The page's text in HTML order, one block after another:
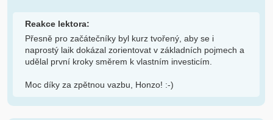
Reakce lektora:
Přesně pro začátečníky byl kurz tvořený, aby se i
naprostý laik dokázal zorientovat v základních pojmech a
udělal první kroky směrem k vlastním investicím.
Moc díky za zpětnou vazbu, Honzo! :-)